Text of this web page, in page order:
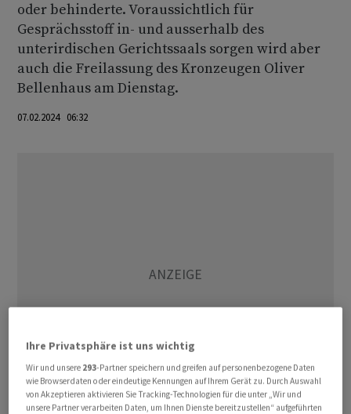
oder behinderte. Voraussichtlich für
Gesprächsstoff in- und ausserhalb des
unterirdischen Gerichtssaals sorgen wird aber
auch die Freilassung des Kronzeugen Oliver
Bellenhaus am Dienstag.
07.02.2024 06:32
Ihre Privatsphäre ist uns wichtig
Wir und unsere 293-Partner speichern und greifen auf personenbezogene Daten
wie Browserdaten oder eindeutige Kennungen auf Ihrem Gerät zu. Durch Auswahl
von Akzeptieren aktivieren Sie Tracking-Technologien für die unter „Wir und
unsere Partner verarbeiten Daten, um Ihnen Dienste bereitzustellen“ aufgeführten